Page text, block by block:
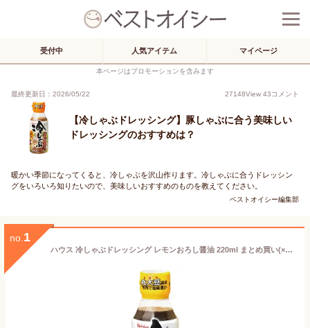
受付中 人気アイテム マイページ
本ページはプロモーションを含みます
最終更新日：2026/05/22 27148View 43コメント
【冷しゃぶドレッシング】豚しゃぶに合う美味しい
ドレッシングのおすすめは？
暖かい季節になってくると、冷しゃぶを沢山作ります。冷しゃぶに合うドレッシン
グをいろいろ知りたいので、美味しいおすすめのものを教えてください。
ベストオイシー編集部
no. 1
ハウス 冷しゃぶドレッシング レモンおろし醤油 220ml まとめ買い(×12)|0000049716801(夏限定)